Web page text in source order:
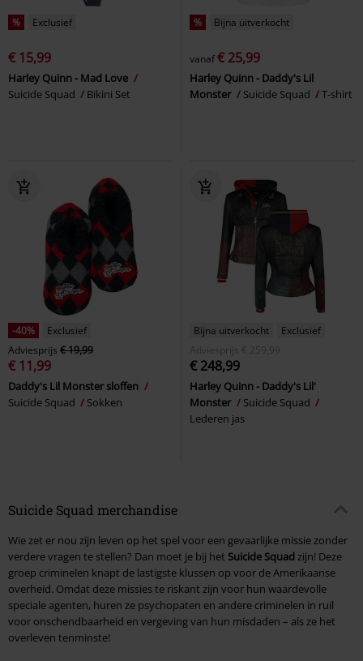
% Exclusief
€ 15,99
Harley Quinn - Mad Love
Suicide Squad
Bikini Set
% Bijna uitverkocht
vanaf€ 25,99
Harley Quinn - Daddy's Lil
Monster
Suicide Squad T-shirt
-40%
Exclusief
Adviesprijs € 19,99
€ 11,99
Daddy's Lil Monster sloffen
Suicide Squad
Sokken
Bijna uitverkocht
Exclusief
Adviesprijs
€ 259,99
€ 248,99
Harley Quinn - Daddy's Lil'
Monster
Suicide Squad
Lederen jas
Suicide Squad merchandise
Wie zet er nou zijn leven op het spel voor een gevaarlijke missie zonder
verdere vragen te stellen? Dan moet je bij het Suicide Squadzijn! Deze
groep criminelen knapt de lastigste klussen op voor de Amerikaanse
overheid. Omdat deze missies te riskant zijn voor hun waardevolle
speciale agenten, huren ze psychopaten en andere criminelen in ruil
voor onschendbaarheid en vergeving van hun misdaden – als ze het
overleven tenminste!